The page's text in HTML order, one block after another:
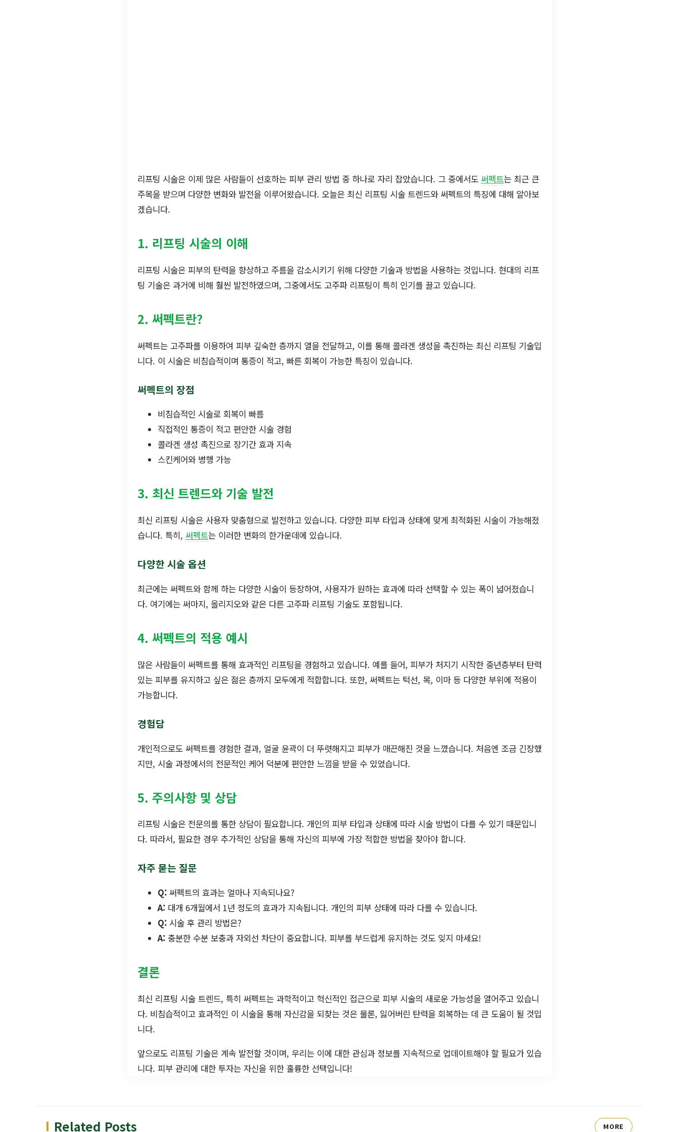
리프팅 시술은 이제 많은 사람들이 선호하는 피부 관리 방법 중 하나로 자리 잡았습니다. 그 중에서도 써펙트는 최근 큰
주목을 받으며 다양한 변화와 발전을 이루어왔습니다. 오늘은 최신 리프팅 시술 트렌드와 써펙트의 특징에 대해 알아보
겠습니다.
1. 리프팅 시술의 이해
리프팅 시술은 피부의 탄력을 향상하고 주름을 감소시키기 위해 다양한 기술과 방법을 사용하는 것입니다. 현대의 리프
팅 기술은 과거에 비해 훨씬 발전하였으며, 그중에서도 고주파 리프팅이 특히 인기를 끌고 있습니다.
2. 써펙트란?
써펙트는 고주파를 이용하여 피부 깊숙한 층까지 열을 전달하고, 이를 통해 콜라겐 생성을 촉진하는 최신 리프팅 기술입
니다. 이 시술은 비침습적이며 통증이 적고, 빠른 회복이 가능한 특징이 있습니다.
써펙트의 장점
비침습적인 시술로 회복이 빠름
직접적인 통증이 적고 편안한 시술 경험
콜라겐 생성 촉진으로 장기간 효과 지속
스킨케어와 병행 가능
3. 최신 트렌드와 기술 발전
최신 리프팅 시술은 사용자 맞춤형으로 발전하고 있습니다. 다양한 피부 타입과 상태에 맞게 최적화된 시술이 가능해졌
습니다. 특히, 써펙트는 이러한 변화의 한가운데에 있습니다.
다양한 시술 옵션
최근에는 써펙트와 함께 하는 다양한 시술이 등장하여, 사용자가 원하는 효과에 따라 선택할 수 있는 폭이 넓어졌습니
다. 여기에는 써마지, 올리지오와 같은 다른 고주파 리프팅 기술도 포함됩니다.
4. 써펙트의 적용 예시
많은 사람들이 써펙트를 통해 효과적인 리프팅을 경험하고 있습니다. 예를 들어, 피부가 처지기 시작한 중년층부터 탄력
있는 피부를 유지하고 싶은 젊은 층까지 모두에게 적합합니다. 또한, 써펙트는 턱선, 목, 이마 등 다양한 부위에 적용이
가능합니다.
경험담
개인적으로도 써펙트를 경험한 결과, 얼굴 윤곽이 더 뚜렷해지고 피부가 매끈해진 것을 느꼈습니다. 처음엔 조금 긴장했
지만, 시술 과정에서의 전문적인 케어 덕분에 편안한 느낌을 받을 수 있었습니다.
5. 주의사항 및 상담
리프팅 시술은 전문의를 통한 상담이 필요합니다. 개인의 피부 타입과 상태에 따라 시술 방법이 다를 수 있기 때문입니
다. 따라서, 필요한 경우 추가적인 상담을 통해 자신의 피부에 가장 적합한 방법을 찾아야 합니다.
자주 묻는 질문
Q: 써펙트의 효과는 얼마나 지속되나요?
A: 대개 6개월에서 1년 정도의 효과가 지속됩니다. 개인의 피부 상태에 따라 다를 수 있습니다.
Q: 시술 후 관리 방법은?
A: 충분한 수분 보충과 자외선 차단이 중요합니다. 피부를 부드럽게 유지하는 것도 잊지 마세요!
결론
최신 리프팅 시술 트렌드, 특히 써펙트는 과학적이고 혁신적인 접근으로 피부 시술의 새로운 가능성을 열어주고 있습니
다. 비침습적이고 효과적인 이 시술을 통해 자신감을 되찾는 것은 물론, 잃어버린 탄력을 회복하는 데 큰 도움이 될 것입
니다.
앞으로도 리프팅 기술은 계속 발전할 것이며, 우리는 이에 대한 관심과 정보를 지속적으로 업데이트해야 할 필요가 있습
니다. 피부 관리에 대한 투자는 자신을 위한 훌륭한 선택입니다!
Related Posts MORE